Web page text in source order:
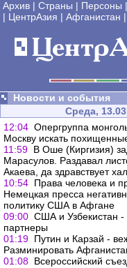
Архив | Страны | Персоны |
| ЦентрАзия | Афганистан |
Новости и события
Среда,
12:04 Опергруппа
Москву искать
11:59 В Оше (Киргизия)
Марасулов. Раздавал
Акаева, да здравствует
10:54 Права человека и
Немецкая пресса
политику США в Афгане
09:00 США и Узбекистан -
партнеры
01:19 Путин и Карзай -
Разминировать
01:08 Всероссийский